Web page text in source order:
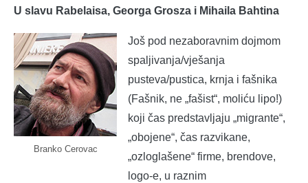
U slavu Rabelaisa, Georga Grosza i Mihaila Bahtina
Branko Cerovac
Još pod nezaboravnim dojmom
spaljivanja/vješanja
pusteva/pustica, krnja i fašnika
(Fašnik, ne „fašist“, moliću lipo!)
koji čas predstavljaju „migrante“,
„obojene“, čas razvikane,
„ozloglašene“ firme, brendove,
logo-e, u raznim